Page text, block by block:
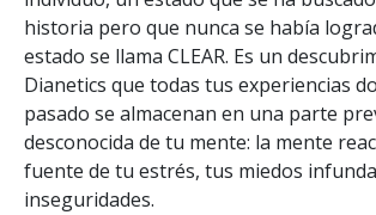
historia pero que nunca se había
estado se llama CLEAR. Es un
Dianetics que todas tus experiencias
pasado se almacenan en una parte
desconocida de tu mente: la mente
fuente de tu estrés, tus miedos
inseguridades.